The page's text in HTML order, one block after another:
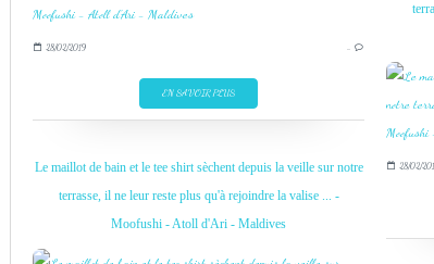
28/02/2019 …
EN SAVOIR PLUS
28/02/
Le maillot de bain et le tee shirt sèchent depuis la veille sur notre
terrasse, il ne leur reste plus qu'à rejoindre la valise ... -
Moofushi - Atoll d'Ari - Maldives